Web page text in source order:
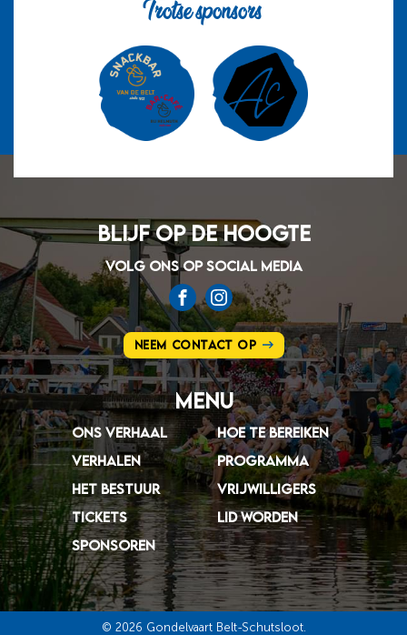
Trotse sponsors
Blijf op de hoogte
VOLG ONS OP SOCIAL MEDIA
Neem contact op
Menu
ONS VERHAAL
HOE TE BEREIKEN
VERHALEN
PROGRAMMA
HET BESTUUR
VRIJWILLIGERS
TICKETS
LID WORDEN
SPONSOREN
© 2026 Gondelvaart Belt-Schutsloot.